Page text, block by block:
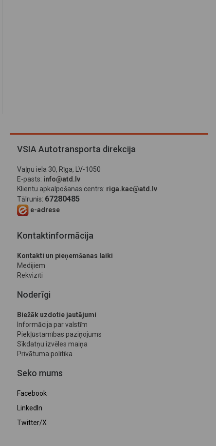
VSIA Autotransporta direkcija
Vaļņu iela 30, Rīga, LV-1050
E-pasts: info@atd.lv
Klientu apkalpošanas centrs: riga.kac@atd.lv
Tālrunis: 67280485
e-adrese
Kontaktinformācija
Kontakti un pieņemšanas laiki
Medijiem
Rekvizīti
Noderīgi
Biežāk uzdotie jautājumi
Informācija par valstīm
Piekļūstamības paziņojums
Sīkdatņu izvēles maiņa
Privātuma politika
Seko mums
Facebook
LinkedIn
Twitter/X